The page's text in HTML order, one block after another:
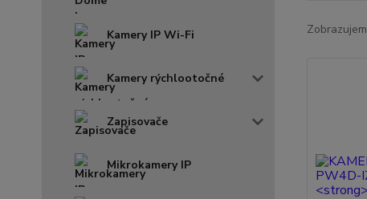
Kamery IP Wi-Fi
Kamery rýchlootočné
Zapisovače
Mikrokamery IP